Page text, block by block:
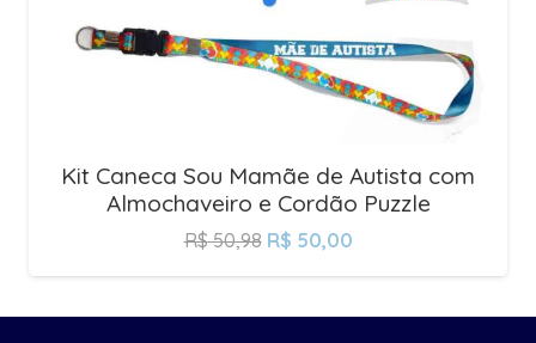
Kit Caneca Sou Mamãe de Autista com
Almochaveiro e Cordão Puzzle
R$50,98 R$ 50,00